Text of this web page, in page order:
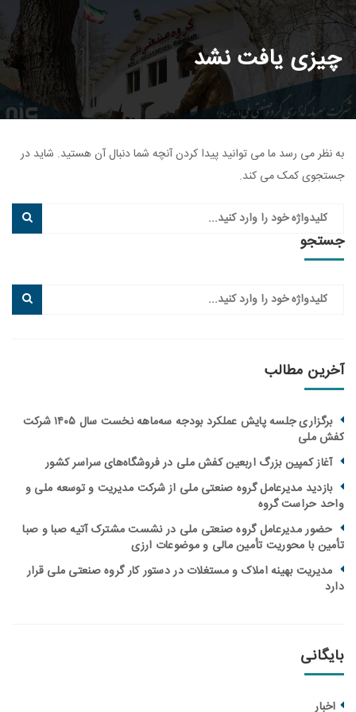
چیزی یافت نشد
به نظر می رسد ما می توانید پیدا کردن آنچه شما دنبال آن هستید. شاید در
جستجوی کمک می کند.
جستجو
آخرین مطالب
برگزاری جلسه پایش عملکرد بودجه سه‌ماهه نخست سال ۱۴۰۵ شرکت
کفش ملی
آغاز کمپین بزرگ اربعین کفش ملی در فروشگاه‌های سراسر کشور
بازدید مدیرعامل گروه صنعتی ملی از شرکت مدیریت و توسعه ملی و
واحد حراست گروه
حضور مدیرعامل گروه صنعتی ملی در نشست مشترک آتیه صبا و صبا
تأمین با محوریت تأمین مالی و موضوعات ارزی
مدیریت بهینه املاک و مستغلات در دستور کار گروه صنعتی ملی قرار
دارد
بایگانی
اخبار